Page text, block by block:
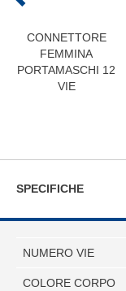
CONNETTORE
FEMMINA
PORTAMASCHI 12
VIE
SPECIFICHE
NUMERO VIE
COLORE CORPO